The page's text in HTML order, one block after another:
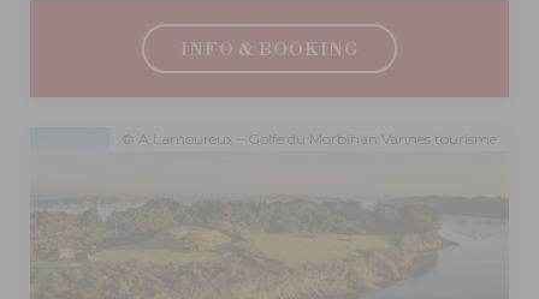
INFO & BOOKING
© A.Lamoureux – Golfe du Morbihan Vannes tourisme